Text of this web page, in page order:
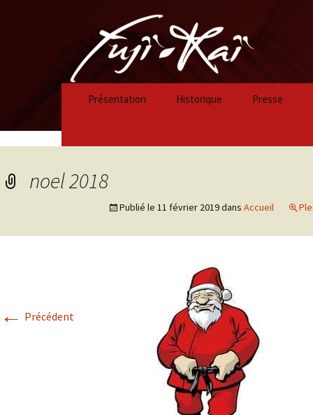
Présentation Historique
Historique 2018/2019
Historique 2017-2018
Historique 2016-2017
Historique 2015-2016
Presse
noel 2018
Publié le 11 février 2019dans Accueil
← Précédent